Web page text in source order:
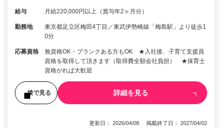
給与 月給220,000円以上（賞与年2ヶ月分）
勤務地
東京都足立区梅田4丁目／東武伊勢崎線「梅島駅」より徒歩1
0分
応募資格
無資格OK・ブランクある方もOK ★入社後、子育て支援員
資格を取得して頂きます（取得費全額会社負担） ★保育士
資格がれば大歓迎
後で見る 詳細を見る
更新日： 2026/04/08 掲載終了日： 2027/04/02